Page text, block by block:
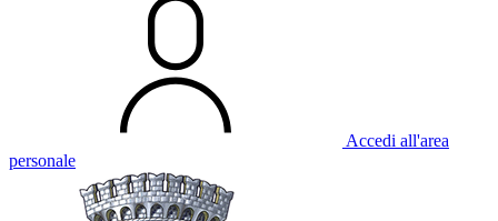
Accedi all'area
personale